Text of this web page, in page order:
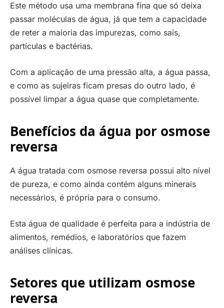
Este método usa uma membrana fina que só deixa
passar moléculas de água, já que tem a capacidade
de reter a maioria das impurezas, como sais,
partículas e bactérias.
Com a aplicação de uma pressão alta, a água passa,
e como as sujeiras ficam presas do outro lado, é
possível limpar a água quase que completamente.
Benefícios da água por osmose
reversa
A água tratada com osmose reversa possui alto nível
de pureza, e como ainda contém alguns minerais
necessários, é própria para o consumo.
Esta água de qualidade é perfeita para a indústria de
alimentos, remédios, e laboratórios que fazem
análises clínicas.
Setores que utilizam osmose
reversa